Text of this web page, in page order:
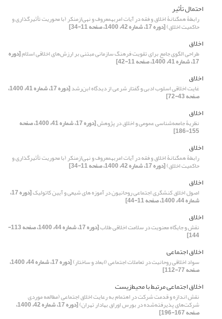
احتمال تأثیر
رابطۀ همگنانۀ اخلاق و فقه در آیات امربهمعروف و نهی‌ازمنکر (با محوریت تأثیرگذاری و
حاکمیت اخلاق)[دوره 17، شماره 42، 1400، صفحه 11-34]
اخلاق
طراحی الگوی جامع برای تقویت فرهنگ ‌سازمانی مبتنی بر ارزش‌های اخلاقی اسلام[دوره
17، شماره 41، 1400، صفحه 11-42]
اخلاق
غایت اخلاقی اسلوب ادبی و گفتار شرعی از دیدگاه ابن‌رشد [دوره 17، شماره 41، 1400،
صفحه 43-72]
اخلاق
نظریۀ جامعه‌شناسی عمومی و اخلاق در پژوهش [دوره 17، شماره 41، 1400، صفحه
155-186]
اخلاق
رابطۀ همگنانۀ اخلاق و فقه در آیات امربهمعروف و نهی‌ازمنکر (با محوریت تأثیرگذاری و
حاکمیت اخلاق)[دوره 17، شماره 42، 1400، صفحه 11-34]
اخلاق
اصول اخلاق کنشگری اجتماعی روحانیون در آموزه های شیعی و آیین کاتولیک [دوره 17،
شماره 44، 1400، صفحه 11-44]
اخلاق
نقش و جایگاه معنویت در سلامت اخلاقی طلاب [دوره 17، شماره 44، 1400، صفحه 113-
144]
اخلاق اجتماعی
سواد اخلاقی روحانیت در تعاملات اجتماعی (ابعاد و ساختار) [دوره 17، شماره 44، 1400،
صفحه 77-112]
اخلاق اجتماعی مرتبط با محیط‌زیست
نقش اندازه و قدمت شرکت در اهتمام به رعایت اخلاق اجتماعی (مطالعه موردی
شرکت‌های پذیرفته‌شده در بورس اوراق بهادار تهران) [دوره 17، شماره 42، 1400،
صفحه 167-196]